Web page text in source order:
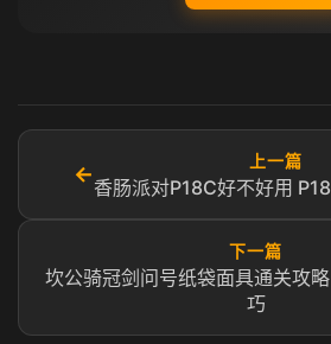
←
上一篇
香肠派对P18C好不好用
下一篇
坎公骑冠剑问号纸袋面具通关攻
巧